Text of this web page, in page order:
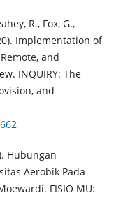
R., Fox, G.,
Implementation of
and
INQUIRY: The
and
Hubungan
Aerobik Pada
FISIO MU: